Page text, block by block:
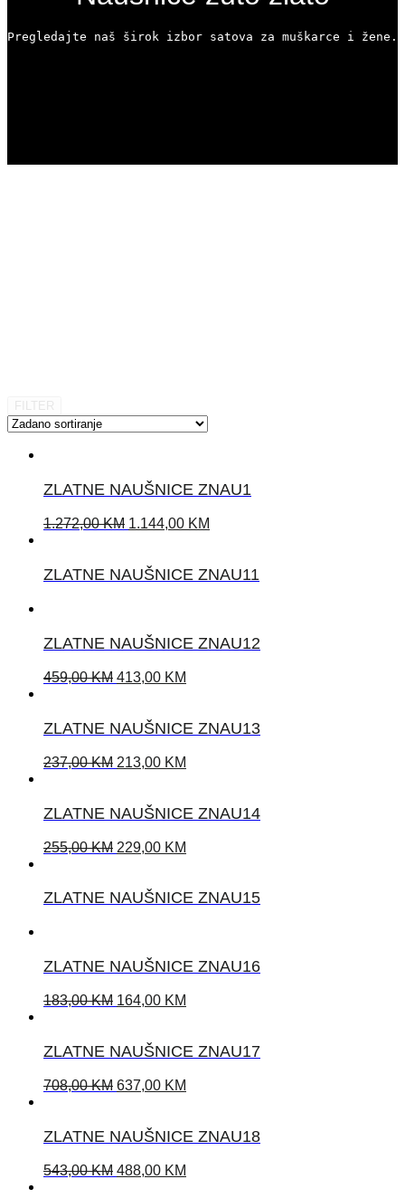
Pregledajte naš širok izbor satova za muškarce i
ZLATNE NAUŠNICE ZNAU1
1.272,00KM 1.144,00 KM
ZLATNE NAUŠNICE ZNAU11
ZLATNE NAUŠNICE ZNAU12
459,00KM 413,00 KM
ZLATNE NAUŠNICE ZNAU13
237,00KM 213,00 KM
ZLATNE NAUŠNICE ZNAU14
255,00KM 229,00 KM
ZLATNE NAUŠNICE ZNAU15
ZLATNE NAUŠNICE ZNAU16
183,00KM 164,00 KM
ZLATNE NAUŠNICE ZNAU17
708,00KM 637,00 KM
ZLATNE NAUŠNICE ZNAU18
543,00KM 488,00 KM